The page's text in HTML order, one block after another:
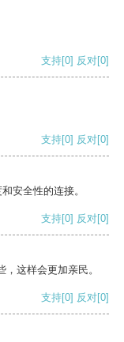
支持[0] 反对[0]
支持[0] 反对[0]
安全性的连接。
支持[0] 反对[0]
这样会更加亲民。
支持[0] 反对[0]